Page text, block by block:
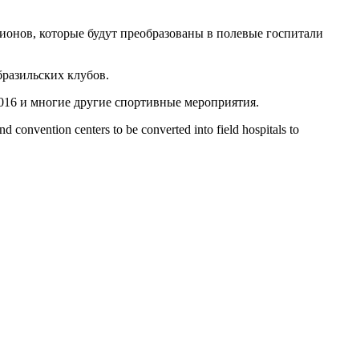
которые будут преобразованы в полевые госпитали
клубов.
и многие другие спортивные мероприятия.
convention centers to be converted into field hospitals to